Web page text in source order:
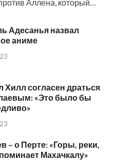
Аллена, который…
Адесанья назвал
аниме
Хилл согласен драться
«Это было бы
– о Перте: «Горы, реки,
Махачкалу»